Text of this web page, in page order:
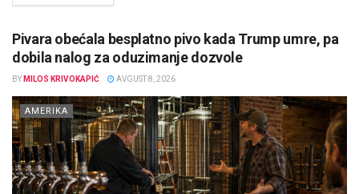
Pivara obećala besplatno pivo kada Trump umre, pa
dobila nalog za oduzimanje dozvole
BY MILOS KRIVOKAPIĆ AVGUST 8, 2026
AMERIKA